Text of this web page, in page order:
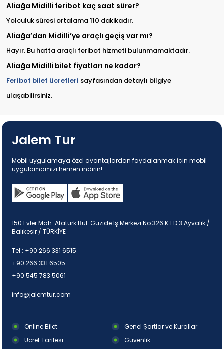
Aliağa Midilli feribot kaç saat sürer?
Yolculuk süresi ortalama 110 dakikadır.
Aliağa’dan Midilli’ye araçlı geçiş var mı?
Hayır. Bu hatta araçlı feribot hizmeti bulunmamaktadır.
Aliağa Midilli bilet fiyatları ne kadar?
Feribot bilet ücretleri sayfasından detaylı bilgiye
ulaşabilirsiniz.
Jalem Tur
Mobil uygulamaya özel avantajlardan faydalanmak için mobil
uygulamamızı hemen indirin!
150 Evler Mah. Atatürk Bul. Güzide İş Merkezi No:326 K:1 D:3 Ayvalık /
Balıkesir / TÜRKİYE
Tel : +90 266 331 6515
+90 266 331 6505
+90 545 783 5061
info@jalemtur.com
Online Bilet
Ücret Tarifesi
Genel Şartlar ve Kurallar
Güvenlik